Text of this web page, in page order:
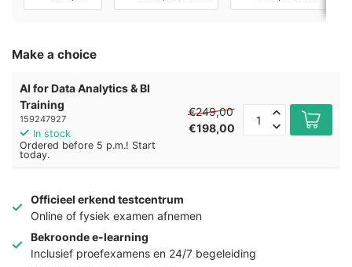
Make a choice
AI for Data Analytics & BI
Training
159247927
In stock
Ordered before 5 p.m.! Start
today.
€249,00
€198,00
Officieel erkend testcentrum
Online of fysiek examen afnemen
Bekroonde e-learning
Inclusief proefexamens en 24/7 begeleiding